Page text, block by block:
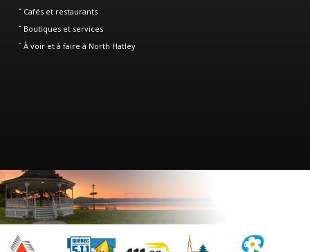
Cafés et restaurants
Boutiques et services
À voir et à faire à North Hatley